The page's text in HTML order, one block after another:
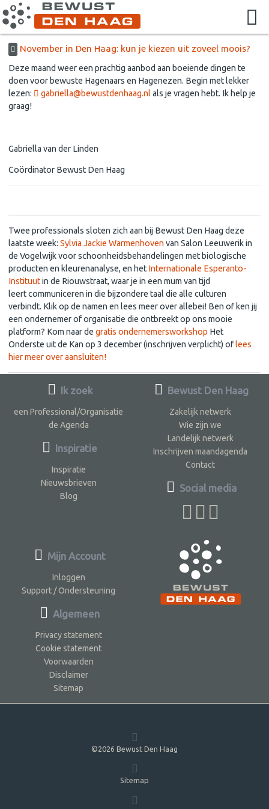
November in Den Haag: kun je kiezen uit zoveel moois?
Deze maand weer een prachtig aanbod aan boeiende dingen te
doen voor bewuste Hagenaars en Hagenezen. Begin met lekker
lezen:
gabriella@bewustdenhaag.nl als je vragen hebt. Ik help je
graag!
Gabriella van der Linden
Coördinator Bewust Den Haag
Twee professionals sloten zich aan bij Bewust Den Haag deze
laatste week: Sylvia Jackie Warmenhoven van Salon Leeuwerik in
de Vogelwijk voor schoonheidsbehandelingen met biologische
producten en kleurenanalyse, en het Internationale Esperanto-
Instituutin de Riouwstraat, waar je in een mum van tijd
leert communiceren in die bijzondere taal die alle culturen
verbindt. Klik op de namen en lees meer over allebei! Ben of ken jij
een ondernemer of organisatie die ontbreekt op ons mooie
platform? Kom naar de gratis ondernemersworkshop Het
Onderste uit de Kan op 3 december (inschrijven verplicht) oflees
hier meer over aansluiten!
Ik zoek
een Professional/Organisatie
de Agenda
Inspiratie
Inspiratie
Nieuwsbrieven
Blog
Bewust Den Haag
Zakelijk netwerk
Wie zijn we
Landelijk netwerk
Inschrijven maandagenda
Contact
Social media
Mijn Account
Inloggen
Support / Ondersteuning
Algemeen
Privacy statement
Cookie statement
Voorwaarden
Disclaimer
Sitemap
©2026 Bewust Den Haag
Sitemap